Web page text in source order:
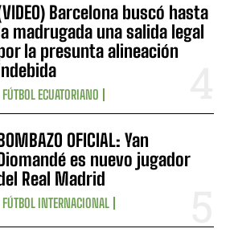
Barcelona buscó hasta
madrugada una salida legal
la presunta alineación
FÚTBOL ECUATORIANO
OFICIAL: Yan
es nuevo jugador
Real Madrid
FÚTBOL INTERNACIONAL